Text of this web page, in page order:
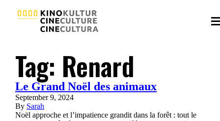
Tag: Renard
Le Grand Noël des animaux
September 9, 2024
By Sarah
Noël approche et l’impatience grandit dans la forêt : tout le